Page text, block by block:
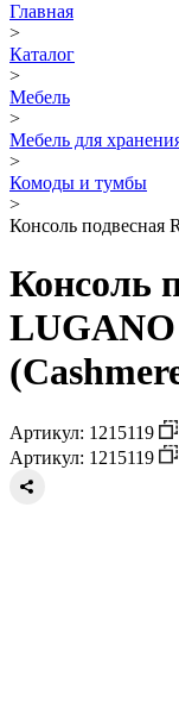
Главная
>
Каталог
>
Мебель
>
Мебель для
>
Комоды и тумбы
>
Консоль
Консоль
Артикул: 1215119
Артикул: 1215119